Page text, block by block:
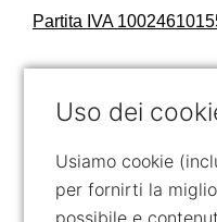
Uso dei
Usiamo cookie
per fornirti la
possibile e
Partita IVA